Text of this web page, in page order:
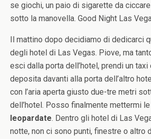
se giochi, un paio di sigarette da
sotto la manovella. Good Night Las
Il mattino dopo decidiamo di dedicarci
degli hotel di Las Vegas. Piove, ma
esci dalla porta dell’hotel, prendi un
deposita davanti alla porta dell’altro
con l’aria aperta giusto due-tre metri
dell’hotel. Posso finalmente mettermi le
leopardate. Dentro gli hotel di Las
notte, non ci sono punti, finestre o altro